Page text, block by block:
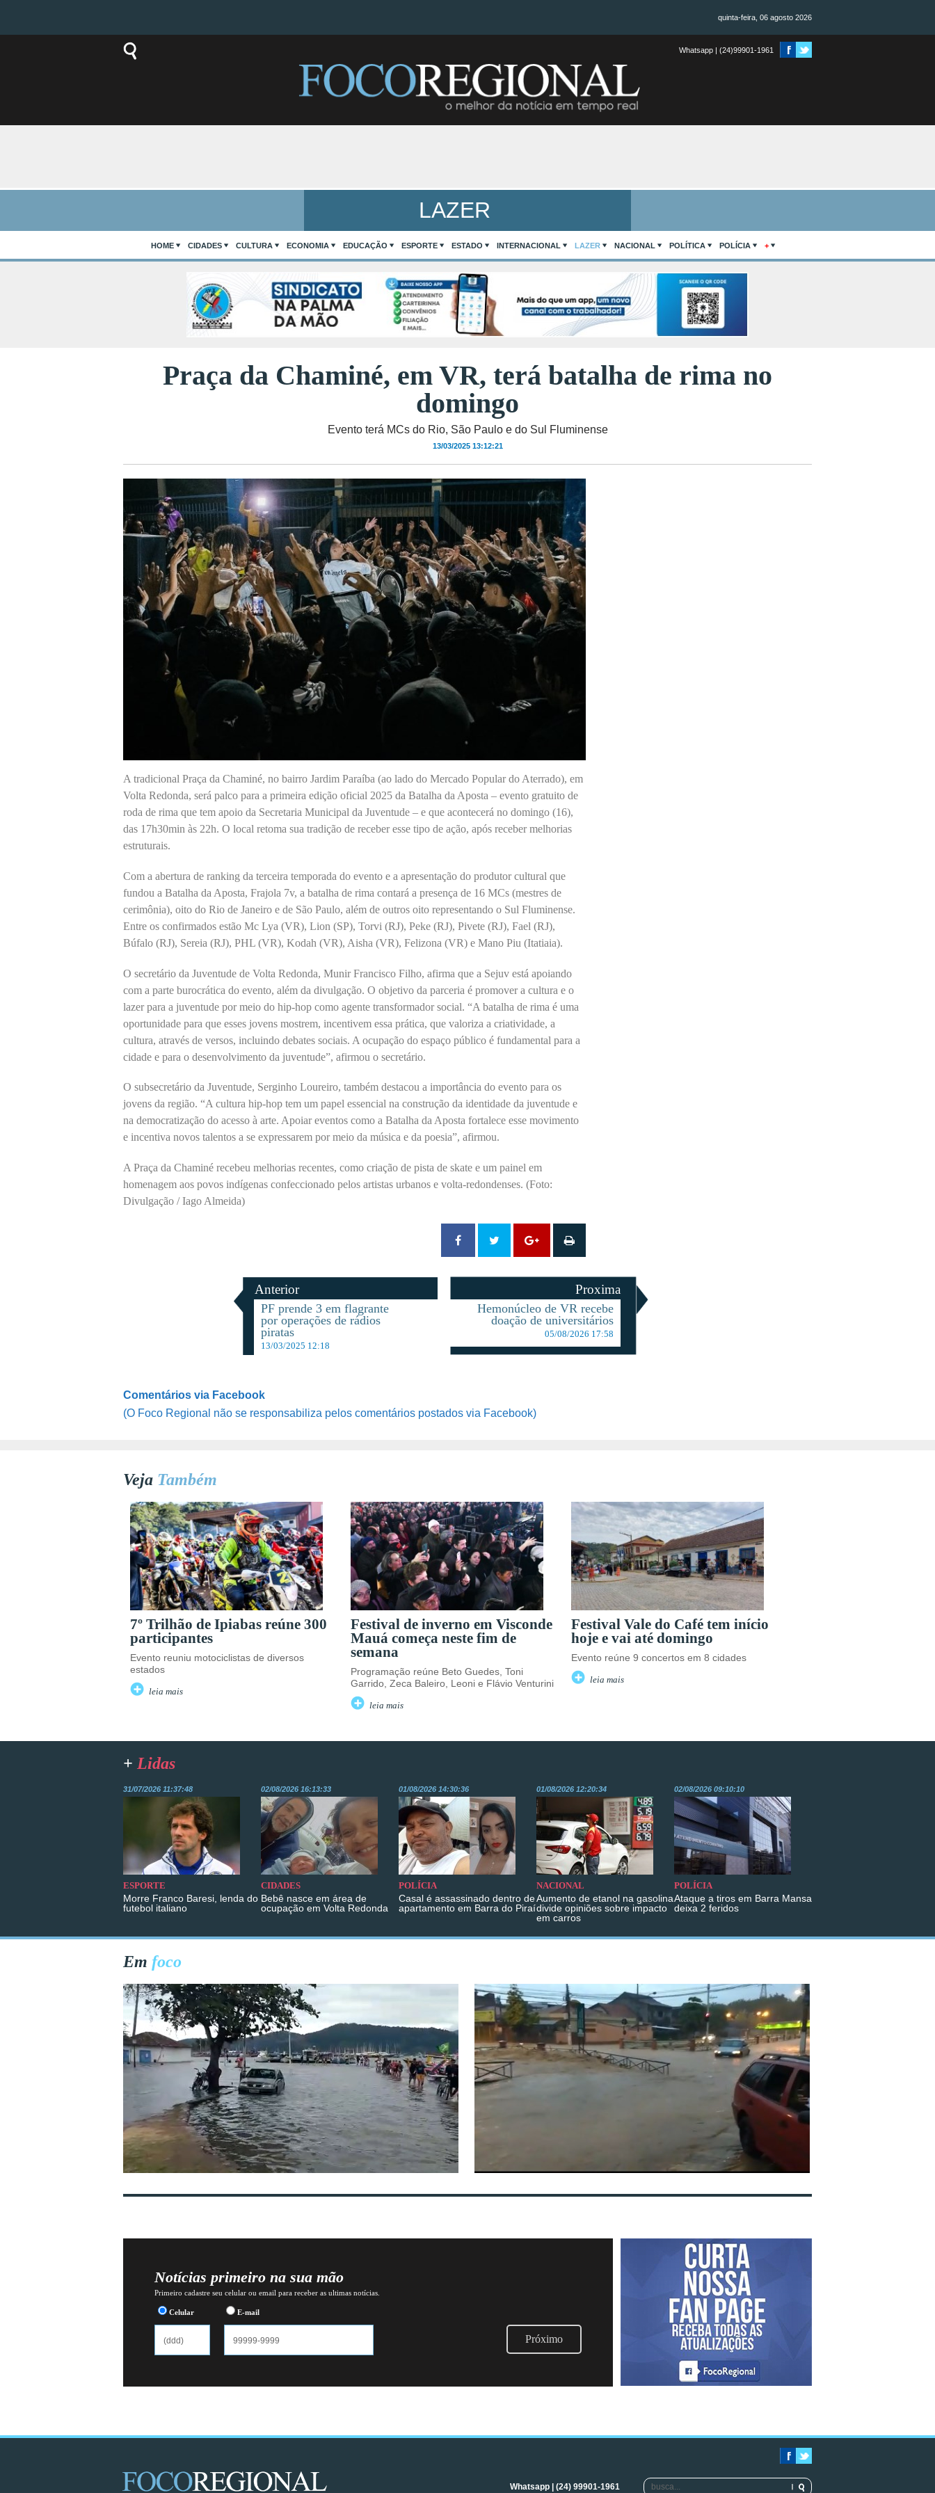
quinta-feira, 06 agosto 2026
Whatsapp | (24)99901-1961
LAZER
HOME CIDADES CULTURA ECONOMIA EDUCAÇÃO ESPORTE ESTADO INTERNACIONAL LAZER NACIONAL POLÍTICA POLÍCIA +
Praça da Chaminé, em VR, terá batalha de rima no
domingo
Evento terá MCs do Rio, São Paulo e do Sul Fluminense
13/03/2025 13:12:21
A tradicional Praça da Chaminé, no bairro Jardim Paraíba (ao lado do Mercado Popular do Aterrado), em
Volta Redonda, será palco para a primeira edição oficial 2025 da Batalha da Aposta – evento gratuito de
roda de rima que tem apoio da Secretaria Municipal da Juventude – e que acontecerá no domingo (16),
das 17h30min às 22h. O local retoma sua tradição de receber esse tipo de ação, após receber melhorias
estruturais.
Com a abertura de ranking da terceira temporada do evento e a apresentação do produtor cultural que
fundou a Batalha da Aposta, Frajola 7v, a batalha de rima contará a presença de 16 MCs (mestres de
cerimônia), oito do Rio de Janeiro e de São Paulo, além de outros oito representando o Sul Fluminense.
Entre os confirmados estão Mc Lya (VR), Lion (SP), Torvi (RJ), Peke (RJ), Pivete (RJ), Fael (RJ),
Búfalo (RJ), Sereia (RJ), PHL (VR), Kodah (VR), Aisha (VR), Felizona (VR) e Mano Piu (Itatiaia).
O secretário da Juventude de Volta Redonda, Munir Francisco Filho, afirma que a Sejuv está apoiando
com a parte burocrática do evento, além da divulgação. O objetivo da parceria é promover a cultura e o
lazer para a juventude por meio do hip-hop como agente transformador social. “A batalha de rima é uma
oportunidade para que esses jovens mostrem, incentivem essa prática, que valoriza a criatividade, a
cultura, através de versos, incluindo debates sociais. A ocupação do espaço público é fundamental para a
cidade e para o desenvolvimento da juventude”, afirmou o secretário.
O subsecretário da Juventude, Serginho Loureiro, também destacou a importância do evento para os
jovens da região. “A cultura hip-hop tem um papel essencial na construção da identidade da juventude e
na democratização do acesso à arte. Apoiar eventos como a Batalha da Aposta fortalece esse movimento
e incentiva novos talentos a se expressarem por meio da música e da poesia”, afirmou.
A Praça da Chaminé recebeu melhorias recentes, como criação de pista de skate e um painel em
homenagem aos povos indígenas confeccionado pelos artistas urbanos e volta-redondenses. (Foto:
Divulgação / Iago Almeida)
Anterior
PF prende 3 em flagrante
por operações de rádios
piratas
13/03/2025 12:18
Proxima
Hemonúcleo de VR recebe
doação de universitários
05/08/2026 17:58
Comentários via Facebook
(O Foco Regional não se responsabiliza pelos comentários postados via Facebook)
Veja Também
7º Trilhão de Ipiabas reúne 300
participantes
Evento reuniu motociclistas de diversos
estados
leia mais
Festival de inverno em Visconde
Mauá começa neste fim de
semana
Programação reúne Beto Guedes, Toni
Garrido, Zeca Baleiro, Leoni e Flávio Venturini
leia mais
Festival Vale do Café tem início
hoje e vai até domingo
Evento reúne 9 concertos em 8 cidades
leia mais
+ Lidas
31/07/2026 11:37:48
ESPORTE
Morre Franco Baresi, lenda do
futebol italiano
02/08/2026 16:13:33
CIDADES
Bebê nasce em área de
ocupação em Volta Redonda
01/08/2026 14:30:36
POLÍCIA
Casal é assassinado dentro de
apartamento em Barra do Piraí
01/08/2026 12:20:34
NACIONAL
Aumento de etanol na gasolina
divide opiniões sobre impacto
em carros
02/08/2026 09:10:10
POLÍCIA
Ataque a tiros em Barra Mansa
deixa 2 feridos
Em foco
Notícias primeiro na sua mão
Primeiro cadastre seu celular ou email para receber as ultimas notícias.
Celular E-mail
Próximo
Whatsapp | (24) 99901-1961